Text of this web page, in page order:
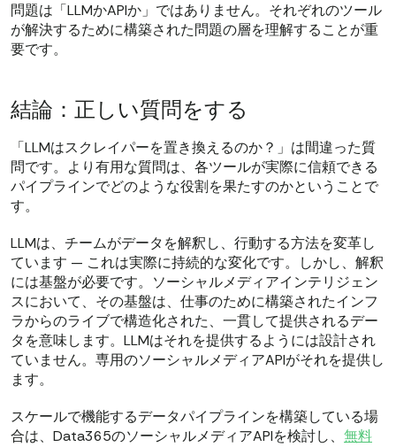
問題は「LLMかAPIか」ではありません。それぞれのツール
が解決するために構築された問題の層を理解することが重
要です。
結論：正しい質問をする
「LLMはスクレイパーを置き換えるのか？」は間違った質
問です。より有用な質問は、各ツールが実際に信頼できる
パイプラインでどのような役割を果たすのかということで
す。
LLMは、チームがデータを解釈し、行動する方法を変革し
ています — これは実際に持続的な変化です。しかし、解釈
には基盤が必要です。ソーシャルメディアインテリジェン
スにおいて、その基盤は、仕事のために構築されたインフ
ラからのライブで構造化された、一貫して提供されるデー
タを意味します。LLMはそれを提供するようには設計され
ていません。専用のソーシャルメディアAPIがそれを提供し
ます。
スケールで機能するデータパイプラインを構築している場
合は、Data365のソーシャルメディアAPIを検討し、 無料